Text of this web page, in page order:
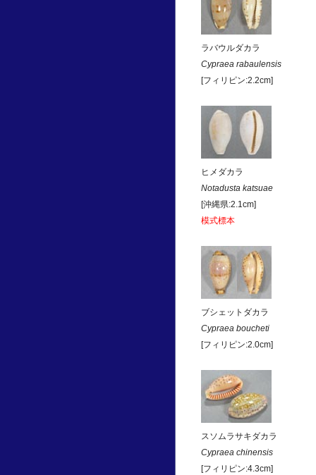
ラバウルダカラ
Cypraea rabaulensis
[フィリピン:2.2cm]
ヒメダカラ
Notadusta katsuae
[沖縄県:2.1cm]
模式標本
ブシェットダカラ
Cypraea boucheti
[フィリピン:2.0cm]
スソムラサキダカラ
Cypraea chinensis
[フィリピン:4.3cm]